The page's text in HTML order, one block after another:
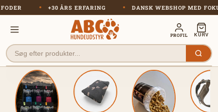
Gå til
indhold
FODER +30 ÅRS ERFARING DANSK WEBSHOP MED
PROFIL KURV